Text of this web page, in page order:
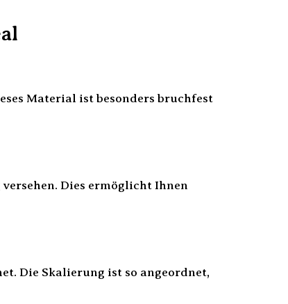
Material ist besonders bruchfest
Dies ermöglicht Ihnen
Die Skalierung ist so angeordnet,